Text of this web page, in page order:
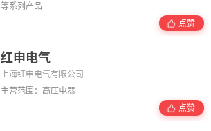
等系列产品
点赞
红申电气
上海红申电气有限公司
主营范围：高压电器
点赞